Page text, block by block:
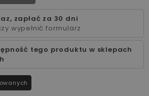
zapłać za 30 dni
wypełnić formularz
tego produktu w sklepach